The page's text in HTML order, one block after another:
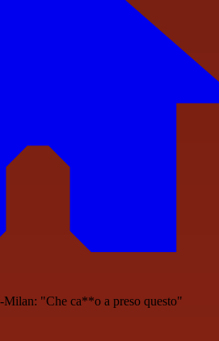
Milan: "Che ca**o a preso questo"